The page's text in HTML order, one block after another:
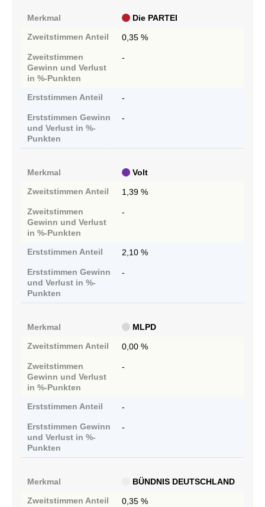
Merkmal
Die PARTEI
Zweitstimmen Anteil 0,35 %
Zweitstimmen
Gewinn und Verlust
in %-Punkten
-
Erststimmen Anteil -
Erststimmen Gewinn
und Verlust in %-
Punkten
-
Merkmal
Volt
Zweitstimmen Anteil 1,39 %
Zweitstimmen
Gewinn und Verlust
in %-Punkten
-
Erststimmen Anteil 2,10 %
Erststimmen Gewinn
und Verlust in %-
Punkten
-
Merkmal
MLPD
Zweitstimmen Anteil 0,00 %
Zweitstimmen
Gewinn und Verlust
in %-Punkten
-
Erststimmen Anteil -
Erststimmen Gewinn
und Verlust in %-
Punkten
-
Merkmal
BÜNDNIS DEUTSCHLAND
Zweitstimmen Anteil 0,35 %